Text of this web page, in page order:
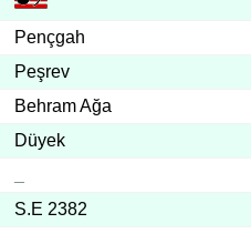
Pençgah
Peşrev
Behram Ağa
Düyek
S.E 2382